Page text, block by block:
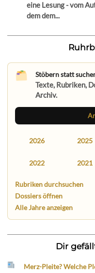
eine Lesung - vom
dem dem...
Stöbern statt
Texte, Rubriken,
Archiv.
2026 2025
2022 2021
Rubriken durchsuchen
Dossiers öffnen
Alle Jahre anzeigen
Dir
Merz-Pleite? Welche